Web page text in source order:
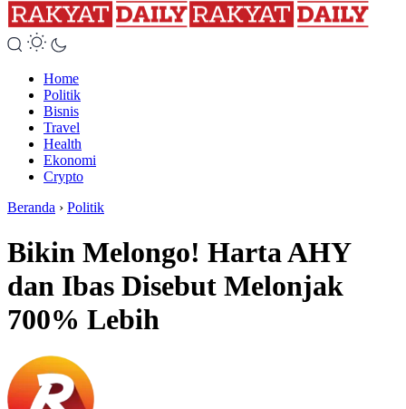
Home
Politik
Bisnis
Travel
Health
Ekonomi
Crypto
Beranda › Politik
Bikin Melongo! Harta AHY
dan Ibas Disebut Melonjak
700% Lebih